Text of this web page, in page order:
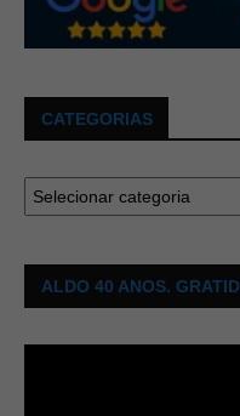
CATEGORIAS
ALDO 40 ANOS.